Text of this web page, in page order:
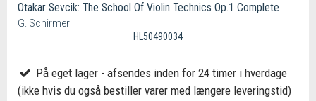
Otakar Sevcik: The School Of Violin Technics Op.1 Complete
G. Schirmer
HL50490034
På eget lager - afsendes inden for 24 timer i hverdage
(ikke hvis du også bestiller varer med længere leveringstid)